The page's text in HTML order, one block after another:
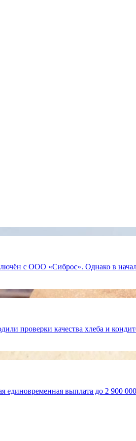
с ООО «Сиброс». Однако в
проверки качества хлеба и
выплата до 2 900